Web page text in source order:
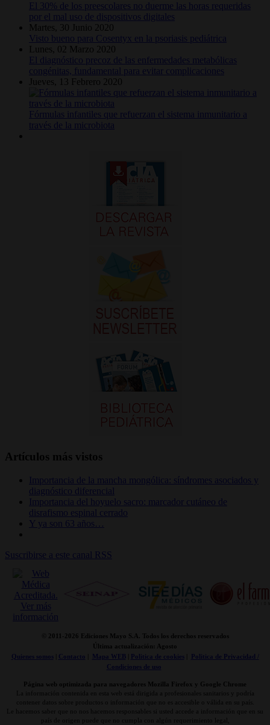
El 30% de los preescolares no duerme las horas requeridas
por el mal uso de dispositivos digitales
Martes, 30 Junio 2020
Visto bueno para Cosentyx en la psoriasis pediátrica
Lunes, 02 Marzo 2020
El diagnóstico precoz de las enfermedades metabólicas
congénitas, fundamental para evitar complicaciones
Jueves, 13 Febrero 2020
Fórmulas infantiles que refuerzan el sistema inmunitario a
través de la microbiota
Artículos más vistos
Importancia de la mancha mongólica: síndromes asociados y
diagnóstico diferencial
Importancia del hoyuelo sacro: marcador cutáneo de
disrafismo espinal cerrado
Y ya son 63 años…
Suscribirse a este canal RSS
© 2011- 2026 Ediciones Mayo S.A. Todos los derechos reservados
Última actualización: Agosto
Quienes somos| Contacto Mapa WEB| Politica de cookies|
Politica de Privacidad /
Condiciones de uso
Página web optimizada para navegadores Mozilla Firefox y Google Chrome
La información contenida en esta web está dirigida a profesionales sanitarios y podría
contener datos sobre productos o información que no es accesible o válida en su país.
Le hacemos saber que no nos hacemos responsables si usted accede a información que en su
país de origen puede que no cumpla con algún requerimiento legal,